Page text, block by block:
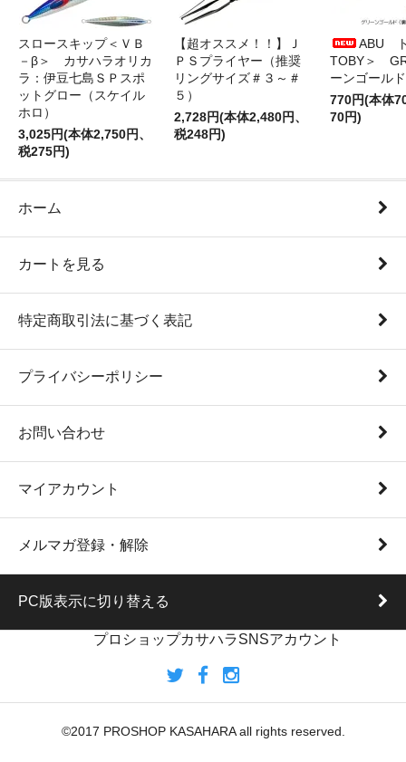
スロースキップ＜ＶＢ
－β＞ カサハラオリカ
ラ：伊豆七島ＳＰスポ
ットグロー（スケイル
ホロ）
3,025円(本体2,750円、
税275円)
【超オススメ！！】Ｊ
ＰＳプライヤー（推奨
リングサイズ＃３～＃
５）
2,728円(本体2,480円、
税248円)
ABU
TOBY＞
ーンゴールド
770円(本体
70円)
ホーム
カートを見る
特定商取引法に基づく表記
プライバシーポリシー
お問い合わせ
マイアカウント
メルマガ登録・解除
PC版表示に切り替える
プロショップカサハラSNSアカウント
©2017 PROSHOP KASAHARA all rights reserved.